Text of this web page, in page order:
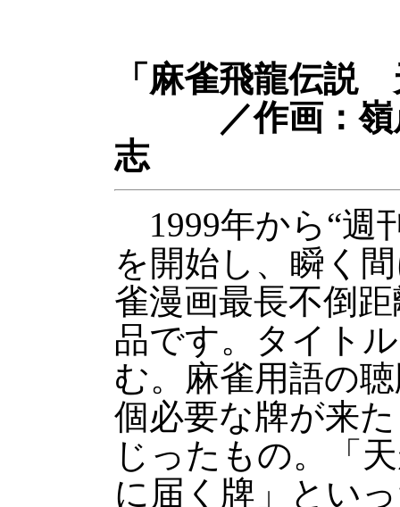
「麻雀飛龍伝説
／作画：嶺岸
志
1999年から“週
を開始し、瞬く
雀漫画最長不倒
品です。タイト
む。麻雀用語の
個必要な牌が来
じったもの。「
に届く牌」とい